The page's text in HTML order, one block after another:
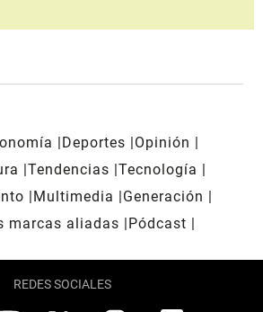
Deportes
Opinión
Tendencias Tecnología
Multimedia
Generación
marcas aliadas
Pódcast
REDES SOCIALES